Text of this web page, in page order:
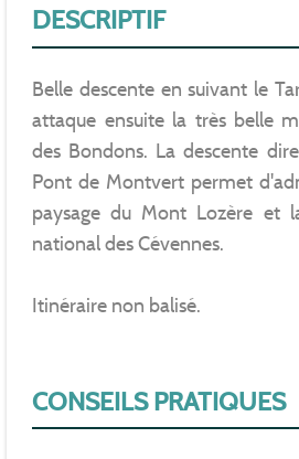
DESCRIPTIF
Belle descente en suivant le
attaque ensuite la très belle
des Bondons. La descente
Pont de Montvert permet
paysage du Mont Lozère et
national des Cévennes.
Itinéraire non balisé.
CONSEILS PRATIQUES